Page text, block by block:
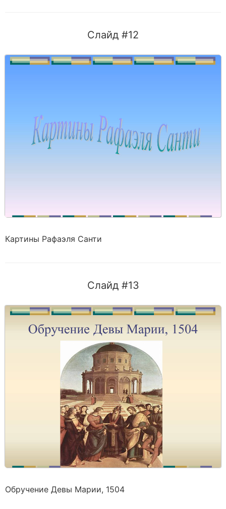
Слайд #12
Картины Рафаэля Санти
Слайд #13
Обручение Девы Марии, 1504